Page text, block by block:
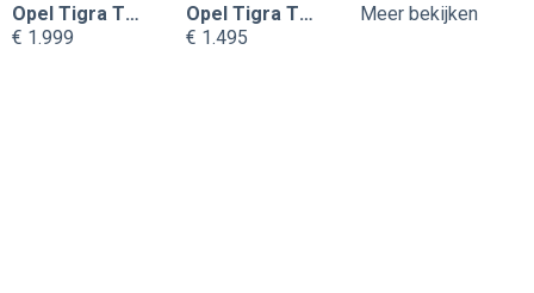
Opel Tigra TwinTop
€ 1.999
Opel Tigra TwinTop
€ 1.495
Meer bekijken